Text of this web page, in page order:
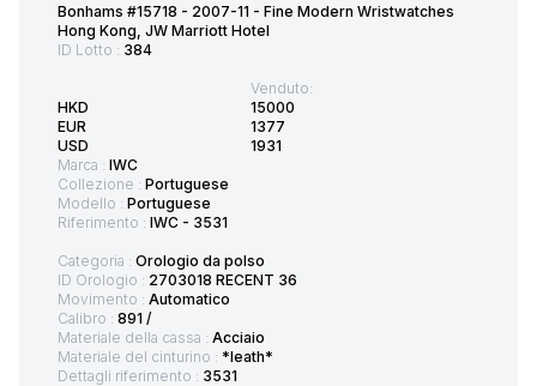
Bonhams #15718 - 2007-11 - Fine Modern Wristwatches
Hong Kong, JW Marriott Hotel
ID Lotto : 384
HKD
EUR
USD
Venduto:
15000
1377
1931
Marca : IWC
Collezione : Portuguese
Modello : Portuguese
Riferimento : IWC - 3531
Categoria : Orologio da polso
ID Orologio : 2703018 RECENT 36
Movimento : Automatico
Calibro : 891 /
Materiale della cassa : Acciaio
Materiale del cinturino : *leath*
Dettagli riferimento : 3531